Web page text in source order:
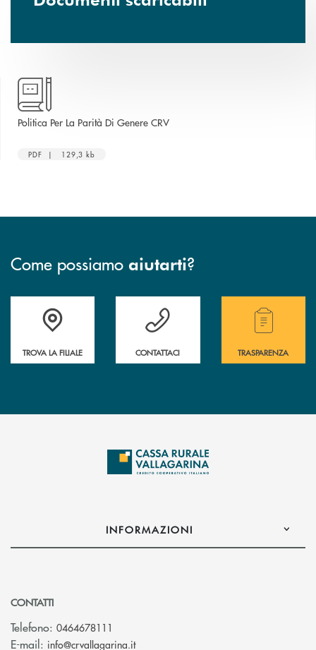
Politica Per La Parità Di Genere CRVapre una nuova finestra
PDF | 129,3 kb
Come possiamo aiutarti?
Accedi all' elenco completo delle filiali .
TROVA LA FILIALE
Hai bisogno di assistenza immediata?
CONTATTACI
Hai bisogno di
TRASPARENZA
INFORMAZIONI
CONTATTI
Telefono: 0464678111
E-mail: info@crvallagarina.it(si apre l’app di posta elettronica)